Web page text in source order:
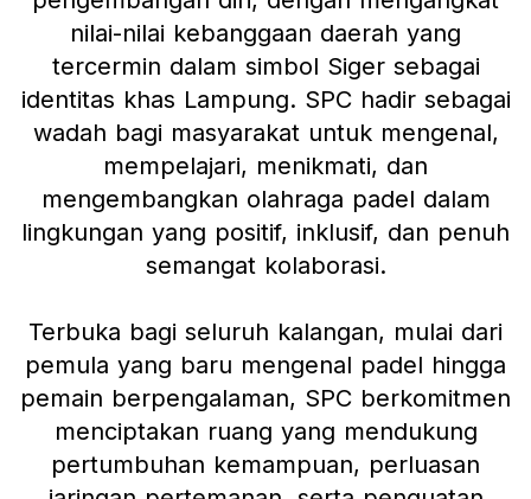
nilai-nilai kebanggaan daerah yang
tercermin dalam simbol Siger sebagai
identitas khas Lampung. SPC hadir sebagai
wadah bagi masyarakat untuk mengenal,
mempelajari, menikmati, dan
mengembangkan olahraga padel dalam
lingkungan yang positif, inklusif, dan penuh
semangat kolaborasi.
Terbuka bagi seluruh kalangan, mulai dari
pemula yang baru mengenal padel hingga
pemain berpengalaman, SPC berkomitmen
menciptakan ruang yang mendukung
pertumbuhan kemampuan, perluasan